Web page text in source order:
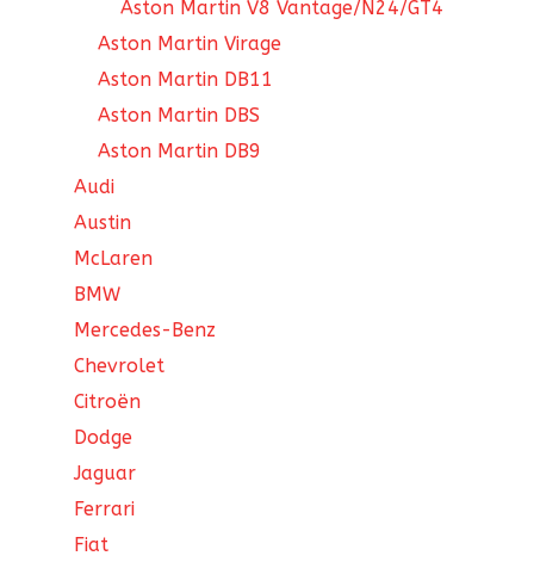
Aston Martin V8 Vantage/N24/GT4
Aston Martin Virage
Aston Martin DB11
Aston Martin DBS
Aston Martin DB9
Audi
Austin
McLaren
BMW
Mercedes-Benz
Chevrolet
Citroën
Dodge
Jaguar
Ferrari
Fiat